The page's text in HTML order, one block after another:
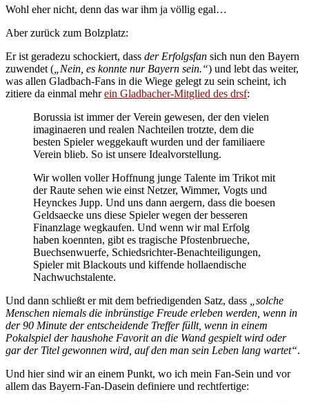
Wohl eher nicht, denn das war ihm ja völlig egal…
Aber zurück zum Bolzplatz:
Er ist geradezu schockiert, dass der Erfolgsfan sich nun den Bayern
zuwendet ( „Nein, es konnte nur Bayern sein.“) und lebt das weiter,
was allen Gladbach-Fans in die Wiege gelegt zu sein scheint, ich
zitiere da einmal mehrein Gladbacher-Mitglied des drsf:
Borussia ist immer der Verein gewesen, der den vielen
imaginaeren und realen Nachteilen trotzte, dem die
besten Spieler weggekauft wurden und der familiaere
Verein blieb. So ist unsere Idealvorstellung.
Wir wollen voller Hoffnung junge Talente im Trikot mit
der Raute sehen wie einst Netzer, Wimmer, Vogts und
Heynckes Jupp. Und uns dann aergern, dass die boesen
Geldsaecke uns diese Spieler wegen der besseren
Finanzlage wegkaufen. Und wenn wir mal Erfolg
haben koennten, gibt es tragische Pfostenbrueche,
Buechsenwuerfe, Schiedsrichter-Benachteiligungen,
Spieler mit Blackouts und kiffende hollaendische
Nachwuchstalente.
Und dann schließt er mit dem befriedigenden Satz, dass
„solche
Menschen niemals die inbrünstige Freude erleben werden, wenn in
der 90 Minute der entscheidende Treffer füllt, wenn in einem
Pokalspiel der haushohe Favorit an die Wand gespielt wird oder
gar der Titel gewonnen wird, auf den man sein Leben lang wartet“.
Und hier sind wir an einem Punkt, wo ich mein Fan-Sein und vor
allem das Bayern-Fan-Dasein definiere und rechtfertige: